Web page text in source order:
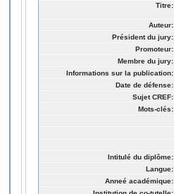
Titre:
Auteur:
Président du jury:
Promoteur:
Membre du jury:
Informations sur la publication:
Date de défense:
Sujet CREF:
Mots-clés:
Intitulé du diplôme:
Langue:
Anneé académique: